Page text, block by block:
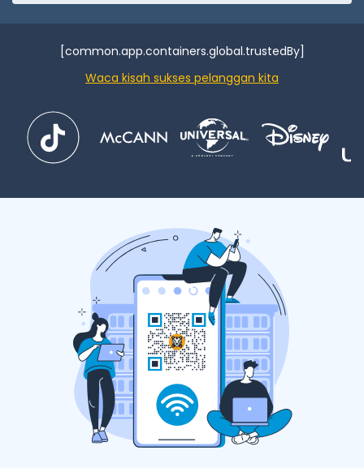
[common.app.containers.global.trustedBy]
Waca kisah sukses pelanggan kita